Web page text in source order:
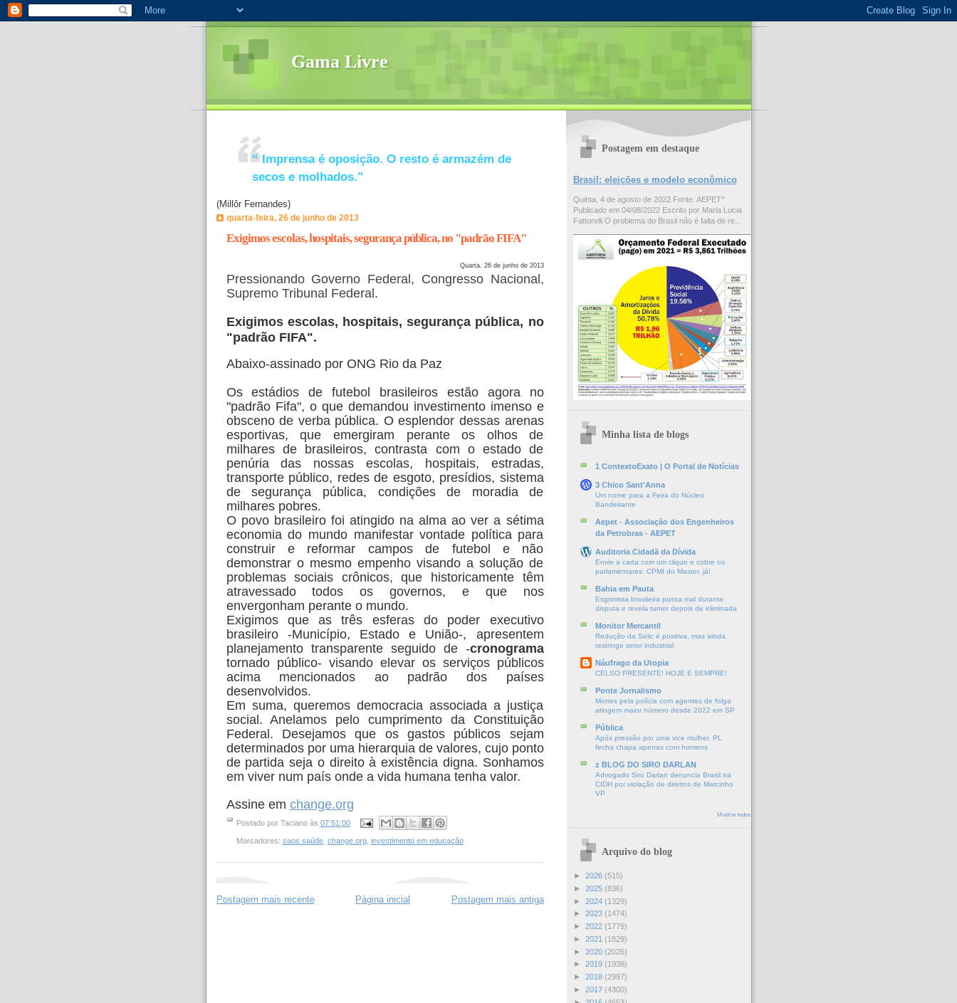
Gama Livre
“ Imprensa é oposição. O resto é armazém de
secos e molhados."
(Millôr Fernandes)
quarta-feira, 26 de junho de 2013
Exigimos escolas, hospitais, segurança pública, no "padrão FIFA"
Quarta, 26 de junho de 2013
Pressionando Governo Federal, Congresso Nacional,
Supremo Tribunal Federal.
Exigimos escolas, hospitais, segurança pública, no
"padrão FIFA".
Abaixo-assinado por ONG Rio da Paz
Os estádios de futebol brasileiros estão agora no
"padrão Fifa", o que demandou investimento imenso e
obsceno de verba pública. O esplendor dessas arenas
esportivas, que emergiram perante os olhos de
milhares de brasileiros, contrasta com o estado de
penúria das nossas escolas, hospitais, estradas,
transporte público, redes de esgoto, presídios, sistema
de segurança pública, condições de moradia de
milhares pobres.
O povo brasileiro foi atingido na alma ao ver a sétima
economia do mundo manifestar vontade política para
construir e reformar campos de futebol e não
demonstrar o mesmo empenho visando a solução de
problemas sociais crônicos, que historicamente têm
atravessado todos os governos, e que nos
envergonham perante o mundo.
Exigimos que as três esferas do poder executivo
brasileiro -Município, Estado e União-, apresentem
planejamento transparente seguido de -cronograma
tornado público- visando elevar os serviços públicos
acima mencionados ao padrão dos países
desenvolvidos.
Em suma, queremos democracia associada a justiça
social. Anelamos pelo cumprimento da Constituição
Federal. Desejamos que os gastos públicos sejam
determinados por uma hierarquia de valores, cujo ponto
de partida seja o direito à existência digna. Sonhamos
em viver num país onde a vida humana tenha valor.
Assine em change.org
Postado por Taciano às 07:51:00
Marcadores: caos saúde, change.org, investimento em educação
Postagem mais recente Postagem mais antiga
Página inicial
Postagem em destaque
Brasil: eleições e modelo econômico
Quinta, 4 de agosto de 2022 Fonte: AEPET*
Publicado em 04/08/2022 Escrito por Maria Lucia
Fattorelli O problema do Brasil não é falta de re...
Minha lista de blogs
1 ContextoExato | O Portal de Notícias
3 Chico Sant'Anna
Um nome para a Feira do Núcleo
Bandeirante
Aepet - Associação dos Engenheiros
da Petrobras - AEPET
Auditoria Cidadã da Dívida
Envie a carta com um clique e cobre os
parlamentares: CPMI do Master, já!
Bahia em Pauta
Esgrimista brasileira passa mal durante
disputa e revela tumor depois de eliminada
Monitor Mercantil
Redução da Selic é positiva, mas ainda
restringe setor industrial
Náufrago da Utopia
CELSO PRESENTE! HOJE E SEMPRE!
Ponte Jornalismo
Mortes pela polícia com agentes de folga
atingem maior número desde 2022 em SP
Pública
Após pressão por uma vice mulher, PL
fecha chapa apenas com homens
z BLOG DO SIRO DARLAN
Advogado Siro Darlan denuncia Brasil na
CIDH por violação de direitos de Marcinho
VP
Mostrar todos
Arquivo do blog
► 2026 (515)
► 2025 (836)
► 2024 (1329)
► 2023 (1474)
► 2022 (1779)
► 2021 (1829)
► 2020 (2026)
► 2019 (1938)
► 2018 (2997)
► 2017 (4300)